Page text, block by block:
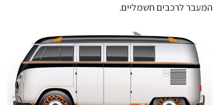
המעבר לרכבים חשמליים.